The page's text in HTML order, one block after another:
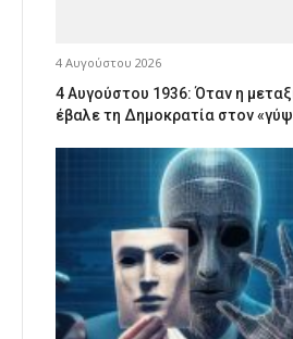
4 Αυγούστου 2026
4 Αυγούστου 1936: Όταν η
έβαλε τη Δημοκρατία στον